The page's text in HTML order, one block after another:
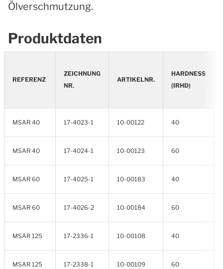
Ölverschmutzung.
Produktdaten
REFERENZ
ZEICHNUNG
NR.
ARTIKELNR.
HARDNESS
(IRHD)
MSAR 40 17-4023-1 10-00122 40
MSAR 40 17-4024-1 10-00123 60
MSAR 60 17-4025-1 10-00183 40
MSAR 60 17-4026-2 10-00184 60
MSAR 125 17-2336-1 10-00108 40
MSAR 125 17-2338-1 10-00109 60